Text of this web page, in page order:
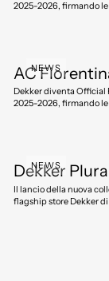
2025-2026, firmando
NEWS
AC
Dekker diventa Official Fashion Partner dell’ACF Fiorentina per tre stagioni dal
2025-2026, firmando
NEWS
Dekker
Il lancio della nuova
flagship store Dekker